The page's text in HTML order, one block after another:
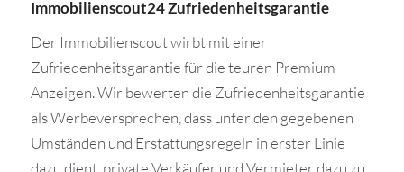
Immobilienscout24 Zufriedenheitsgarantie
Der Immobilienscout wirbt mit einer
Zufriedenheitsgarantie für die teuren Premium-
Anzeigen. Wir bewerten die Zufriedenheitsgarantie
als Werbeversprechen, dass unter den gegebenen
Umständen und Erstattungsregeln in erster Linie